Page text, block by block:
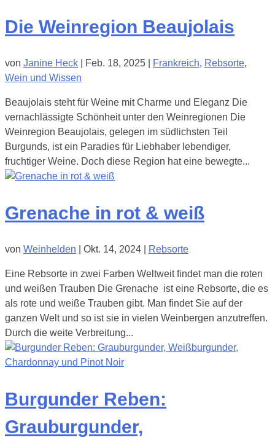
Die Weinregion Beaujolais
von Janine Heck Feb. 18, 2025 Frankreich, Rebsorte,
Wein und Wissen
Beaujolais steht für Weine mit Charme und Eleganz Die
vernachlässigte Schönheit unter den Weinregionen Die
Weinregion Beaujolais, gelegen im südlichsten Teil
Burgunds, ist ein Paradies für Liebhaber lebendiger,
fruchtiger Weine. Doch diese Region hat eine bewegte...
Grenache in rot & weiß
von Weinhelden Okt. 14, 2024 Rebsorte
Eine Rebsorte in zwei Farben Weltweit findet man die roten
und weißen Trauben Die Grenache ist eine Rebsorte, die es
als rote und weiße Trauben gibt. Man findet Sie auf der
ganzen Welt und so ist sie in vielen Weinbergen anzutreffen.
Durch die weite Verbreitung...
Burgunder Reben:
Grauburgunder,